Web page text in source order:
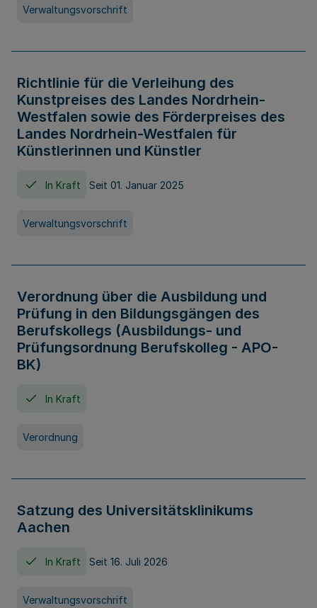
Verwaltungsvorschrift
Richtlinie für die Verleihung des
Kunstpreises des Landes Nordrhein-
Westfalen sowie des Förderpreises des
Landes Nordrhein-Westfalen für
Künstlerinnen und Künstler
In Kraft Seit 01. Januar 2025
Verwaltungsvorschrift
Verordnung über die Ausbildung und
Prüfung in den Bildungsgängen des
Berufskollegs (Ausbildungs- und
Prüfungsordnung Berufskolleg - APO-
BK)
In Kraft
Verordnung
Satzung des Universitätsklinikums
Aachen
In Kraft Seit 16. Juli 2026
Verwaltungsvorschrift